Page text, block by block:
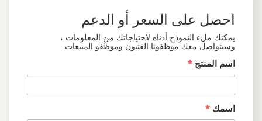
احصل على السعر أو الدعم
يمكنك ملء النموذج أدناه لاحتياجاتك من المعلومات ،
وسيتواصل معك موظفونا الفنيون وموظفو المبيعات.
اسم المنتج*
اسمك*